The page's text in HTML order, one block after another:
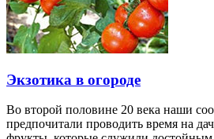
Экзотика в огороде
Во второй половине 20 века наши
предпочитали проводить время на